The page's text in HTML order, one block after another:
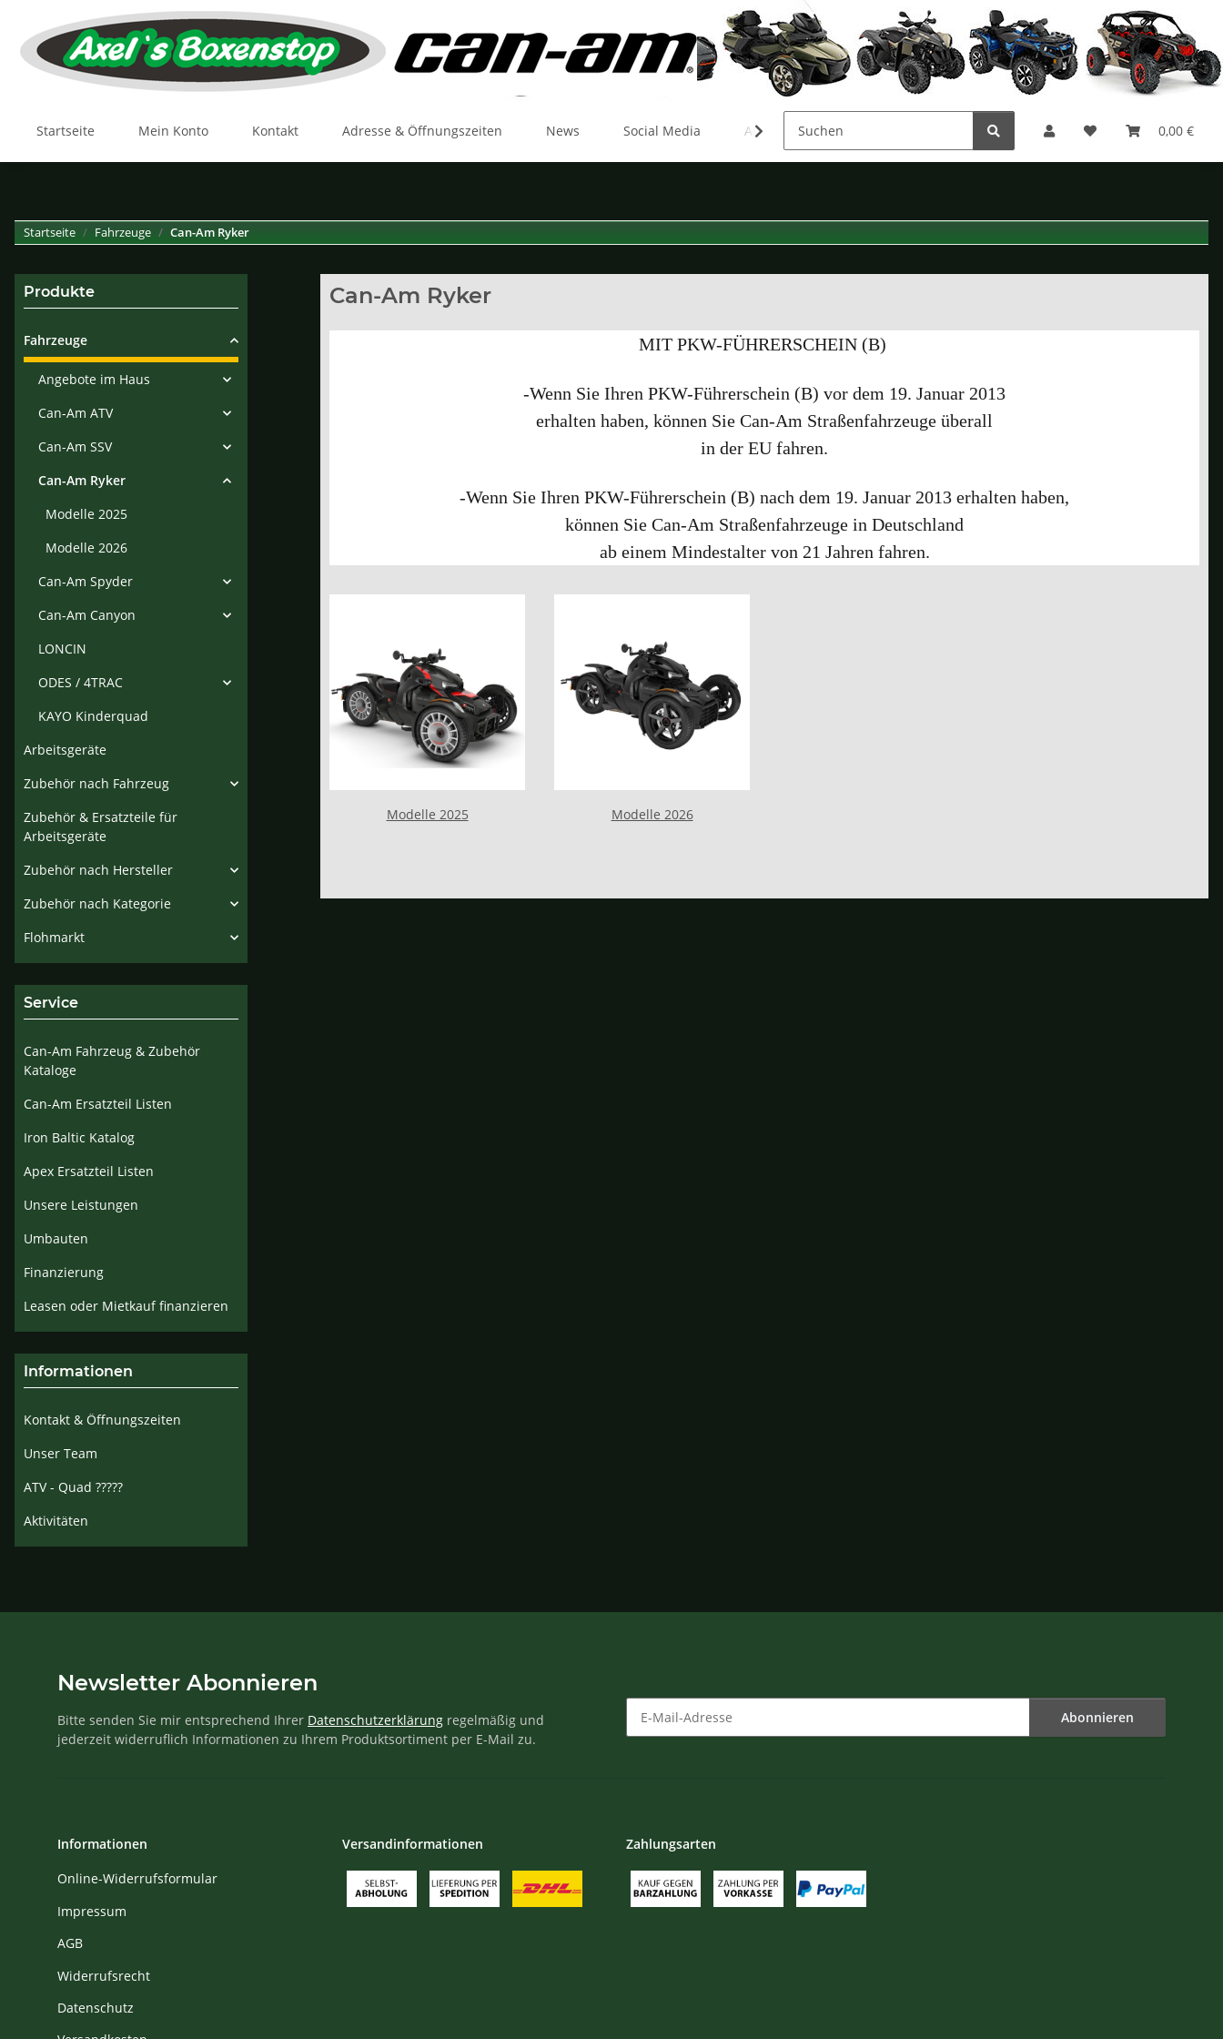
0,00 €
Startseite Mein Konto Kontakt Adresse & Öffnungszeiten News Social Media Aktionen
Startseite Fahrzeuge Can-Am Ryker
Can-Am Ryker
MIT PKW-FÜHRERSCHEIN (B)
-Wenn Sie Ihren PKW-Führerschein (B) vor dem 19. Januar 2013
erhalten haben, können Sie Can-Am Straßenfahrzeuge überall
in der EU fahren.
-Wenn Sie Ihren PKW-Führerschein (B) nach dem 19. Januar 2013 erhalten haben,
können Sie Can-Am Straßenfahrzeuge in Deutschland
ab einem Mindestalter von 21 Jahren fahren.
Modelle 2025 Modelle 2026
Produkte
Fahrzeuge
Angebote im Haus
Can-Am ATV
Can-Am SSV
Can-Am Ryker
Modelle 2025
Modelle 2026
Can-Am Spyder
Can-Am Canyon
LONCIN
ODES / 4TRAC
KAYO Kinderquad
Arbeitsgeräte
Zubehör nach Fahrzeug
Zubehör & Ersatzteile für
Arbeitsgeräte
Zubehör nach Hersteller
Zubehör nach Kategorie
Flohmarkt
Service
Can-Am Fahrzeug & Zubehör
Kataloge
Can-Am Ersatzteil Listen
Iron Baltic Katalog
Apex Ersatzteil Listen
Unsere Leistungen
Umbauten
Finanzierung
Leasen oder Mietkauf finanzieren
Informationen
Kontakt & Öffnungszeiten
Unser Team
ATV - Quad ?????
Aktivitäten
Newsletter Abonnieren
Bitte senden Sie mir entsprechend Ihrer Datenschutzerklärung regelmäßig und
jederzeit widerruflich Informationen zu Ihrem Produktsortiment per E-Mail zu.
Abonnieren
Informationen
Online-Widerrufsformular
Impressum
AGB
Widerrufsrecht
Datenschutz
Versandinformationen Zahlungsarten